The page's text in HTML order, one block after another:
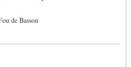
de Basson